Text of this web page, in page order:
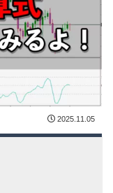
2025.11.05